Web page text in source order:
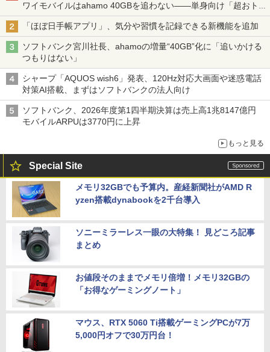
ワイモバイルはahamo 40GBを追わない――単身向け「超おトク
割」の安さと1年限定の注意点
「ほぼ日手帳アプリ」、気分や習慣を記録できる新機能を追加
ソフトバンク宮川社長、ahamoの増量“40GB”化に「追いかける
つもりはない」
シャープ「AQUOS wish6」発表、120Hz対応大画面や迷惑電話
対策AI搭載、まずはソフトバンクの法人向け
ソフトバンク、2026年度第1四半期決算は売上高1兆8147億円
モバイルARPUは3770円に上昇
もっと見る
Special Site
メモリ32GBでも予算内。産経新聞社がAMD R
yzen搭載dynabookを2千台導入
ソニーミラーレス一眼の大特集！ 見どころ記事
まとめ
お値段そのままでメモリ倍増！メモリ32GBの
「お得なゲーミングノート」
マウス、RTX 5060 Ti搭載ゲーミングPCが7万
5,000円オフで30万円台！